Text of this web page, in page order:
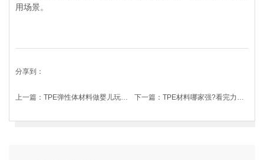
用场景。
分享到：
上一篇：TPE弹性体材料做婴儿玩具，到底安不安全? 下一篇： TPE材料哪家强?看完力塑这份答卷你就懂了